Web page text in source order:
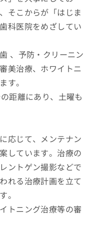
そこからが「はじま
科医院をめざしてい
、予防・クリーニン
美治療、ホワイトニ
す。
距離にあり、土曜も
応じて、メンテナン
しています。治療の
ントゲン撮影などで
れる治療計画を立て
。
トニング治療等の審